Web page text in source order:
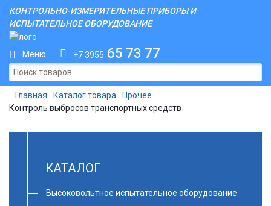
КОНТРОЛЬНО-ИЗМЕРИТЕЛЬНЫЕ ПРИБОРЫ И
ИСПЫТАТЕЛЬНОЕ ОБОРУДОВАНИЕ
Меню +7 3955 65 73 77
Главная Каталог товара
Прочее
Контроль выбросов транспортных средств
КАТАЛОГ
Высоковольтное испытательное оборудование